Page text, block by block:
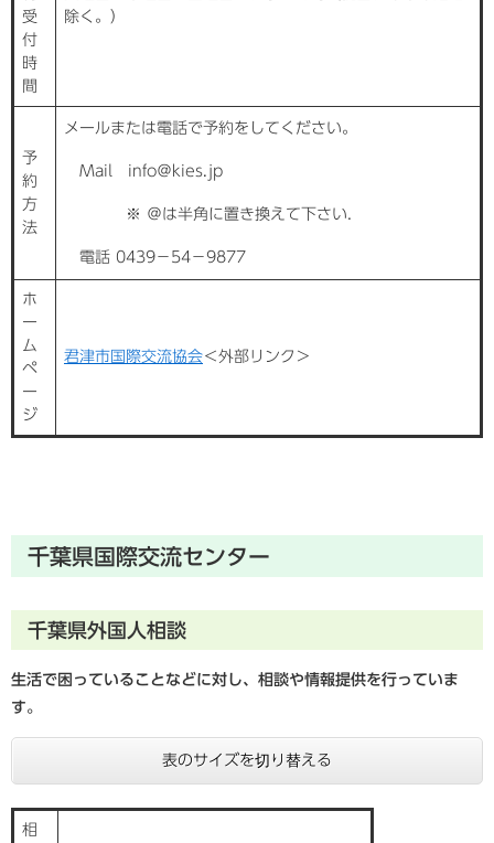
受
付
時
間
除く。）
予
約
方
法
メールまたは電話で予約をしてください。
Mail info＠kies.jp
※ ＠は半角に置き換えて下さい．
電話 0439−54−9877
ホ
ー
ム
ペ
ー
ジ
君津市国際交流協会＜外部リンク＞
千葉県国際交流センター
千葉県外国人相談
生活で困っていることなどに対し、相談や情報提供を行っていま
す。
表のサイズを切り替える
相